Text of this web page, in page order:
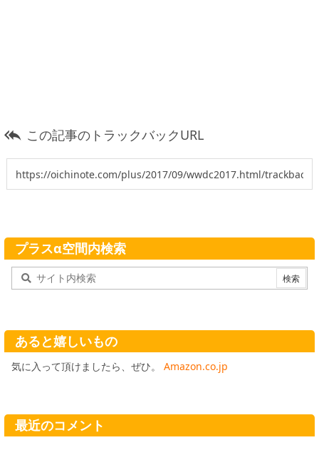
 この記事のトラックバックURL
プラスα空間内検索
あると嬉しいもの
気に入って頂けましたら、ぜひ。 Amazon.co.jp
最近のコメント